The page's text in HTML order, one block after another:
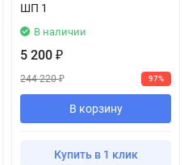
ШП 1
В наличии
5 200 ₽
244 220₽ 97%
В корзину
Купить в 1 клик